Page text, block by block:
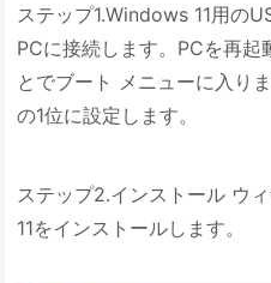
ステップ1.Windows 11用の
PCに接続します。PCを再起
とでブート メニューに入り
の1位に設定します。
ステップ2.インストール ウ
11をインストールします。